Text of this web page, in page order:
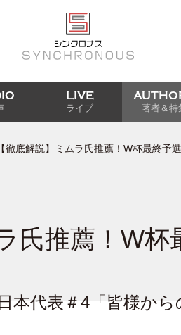
LIVE
ライブ 著者＆特
【徹底解説】ミムラ氏推薦！W杯最終予
氏推薦！W
本代表＃4「皆様か